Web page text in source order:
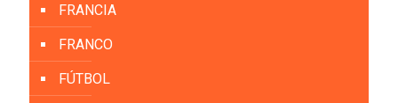
FRANCIA
FRANCO
FÚTBOL